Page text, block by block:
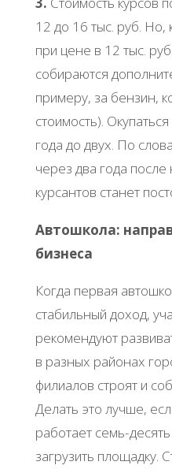
12 до 16 тыс. руб. Но,
при цене в 12 тыс.
собираются
примеру, за бензин,
стоимость).
года до двух. По
через два года
курсантов станет
Автошкола:
бизнеса
Когда первая
стабильный доход,
рекомендуют
в разных районах
филиалов строят и
Делать это лучше,
работает семь-
загрузить площадку.